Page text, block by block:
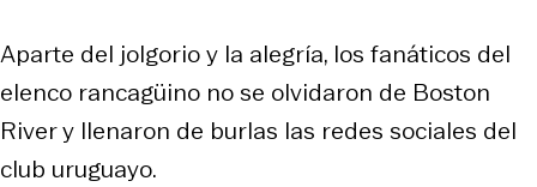
Aparte del jolgorio y la alegría, los fanáticos del
elenco rancagüino no se olvidaron de Boston
River y llenaron de burlas las redes sociales del
club uruguayo.